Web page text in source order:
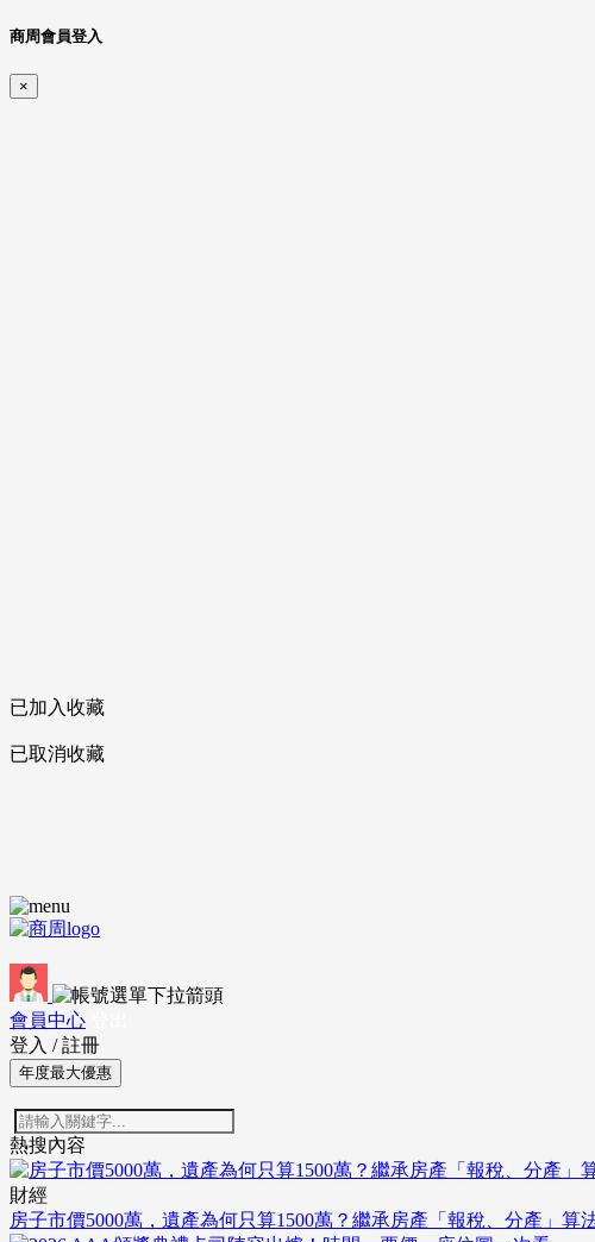
商周會員登入
×
已加入收藏
已取消收藏
會員中心
登入 / 註冊
年度最大優惠
熱搜內容
財經
房子市價5000萬，遺產為何只算1500萬？繼承房產「報稅、分產」算